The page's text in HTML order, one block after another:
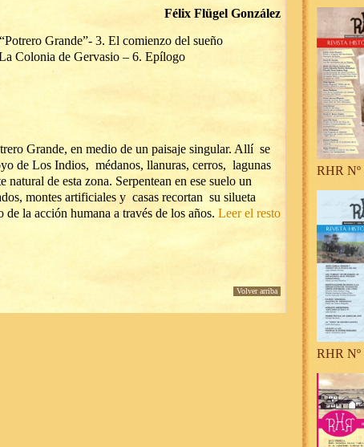
Félix Flügel González
Grande”- 3. El comienzo del sueño
Colonia de Gervasio – 6. Epílogo
Grande, en medio de un paisaje singular. Allí se
de Los Indios, médanos, llanuras, cerros, lagunas
natural de esta zona. Serpentean en ese suelo un
montes artificiales y casas recortan su silueta
la acción humana a través de los años. Leer el resto
Volver arriba
RHR Nº
RHR Nº